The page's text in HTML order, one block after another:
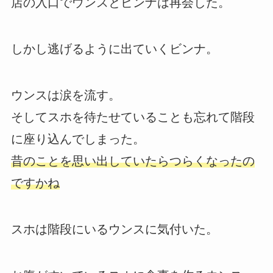
しかし逃げるように出ていくビンナ。
ウンスは涙を流す。
そしてスホを待たせていることも忘れて階段
に座り込んでしまった。
昔のことを思い出していたらつらくなったの
ですかね
スホは階段にいるウンスに気付いた。